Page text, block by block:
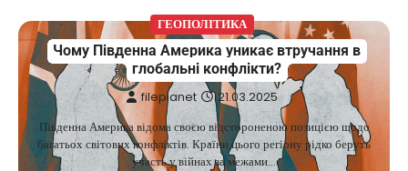
ГЕОПОЛІТИКА
Чому Південна Америка уникає втручання в
глобальні конфлікти?
fileplanet 21.03.2025
Південна Америка відома своєю відстороненою позицією щодо
багатьох світових конфліктів. Країни цього регіону рідко беруть
участь у війнах за межами…